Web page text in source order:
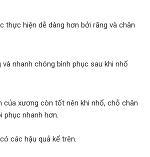
thực hiện dễ dàng hơn bởi răng và chân
và nhanh chóng bình phục sau khi nhổ
của xương còn tốt nên khi nhổ, chỗ chân
phục nhanh hơn.
các hậu quả kể trên.